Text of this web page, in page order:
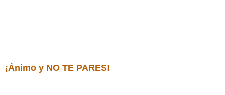
¡Ánimo y NO TE PARES!